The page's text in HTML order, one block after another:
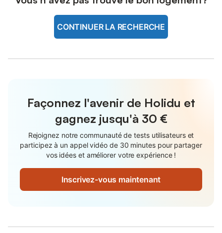
CONTINUER LA RECHERCHE
Façonnez l'avenir de Holidu et
gagnez jusqu'à 30 €
Rejoignez notre communauté de tests utilisateurs et
participez à un appel vidéo de 30 minutes pour partager
vos idées et améliorer votre expérience !
Inscrivez-vous maintenant